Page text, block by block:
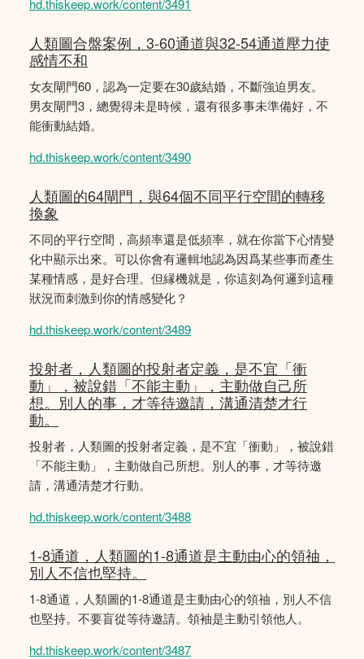
hd.thiskeep.work/content/3491
人類圖合盤案例，3-60通道與32-54通道壓力使
感情不和
女友閘門60，認為一定要在30歲結婚，不斷強迫男友。
男友閘門3，總覺得未是時候，還有很多事未準備好，不
能衝動結婚。
hd.thiskeep.work/content/3490
人類圖的64閘門，與64個不同平行空間的轉移
換象
不同的平行空間，高頻率還是低頻率，就在你當下心情變
化中顯示出來。可以你會有邏輯地認為因爲某些事而產生
某種情感，是好合理。但縁機就是，你這刻為何邏到這種
狀況而刺激到你的情感變化？
hd.thiskeep.work/content/3489
投射者，人類圖的投射者定義，是不宜「衝
動」，被說錯「不能主動」，主動做自己所
想。別人的事，才等待邀請，溝通清楚才行
動。
投射者，人類圖的投射者定義，是不宜「衝動」，被說錯
「不能主動」，主動做自己所想。別人的事，才等待邀
請，溝通清楚才行動。
hd.thiskeep.work/content/3488
1-8通道，人類圖的1-8通道是主動由心的領䄂，
別人不信也堅持。
1-8通道，人類圖的1-8通道是主動由心的領䄂，別人不信
也堅持。不要盲從等待邀請。領袖是主動引領他人。
hd.thiskeep.work/content/3487